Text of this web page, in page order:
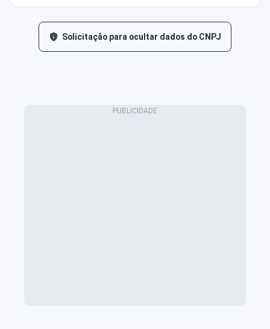
Solicitação para ocultar dados do CNPJ